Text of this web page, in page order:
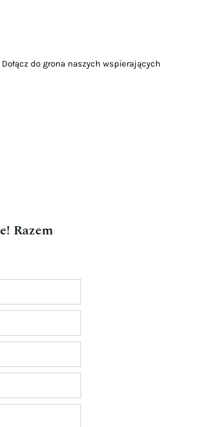
do grona naszych wspierających
Razem